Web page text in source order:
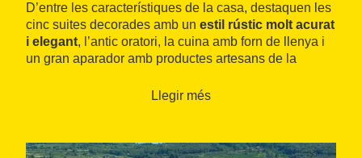
D’entre les característiques de la casa, destaquen les
cinc suites decorades amb un estil rústic molt acurat
i elegant, l’antic oratori, la cuina amb forn de llenya i
un gran aparador amb productes artesans de la
menjador amb una llar de foc, una sala de jocs, un
Llegir més